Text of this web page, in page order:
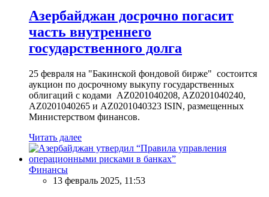
Азербайджан досрочно погасит
часть внутреннего
государственного долга
25 февраля на "Бакинской фондовой бирже" состоится
аукцион по досрочному выкупу государственных
облигаций с кодами AZ0201040208, AZ0201040240,
AZ0201040265 и AZ0201040323 ISIN, размещенных
Министерством финансов.
Читать далее
Финансы
13 февраль 2025, 11:53